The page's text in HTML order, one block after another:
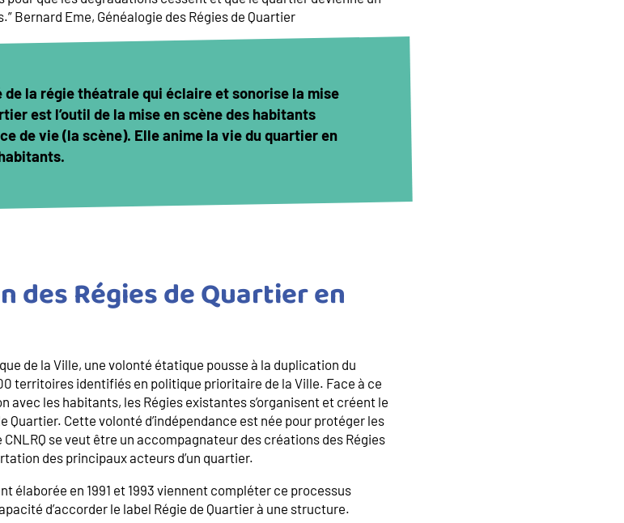
Bernard Eme, Généalogie des Régies de Quartier
de la régie théatrale qui éclaire et sonorise la mise
est l’outil de la mise en scène des habitants
de vie (la scène). Elle anime la vie du quartier en
des Régies de Quartier en
de la Ville, une volonté étatique pousse à la duplication du
territoires identifiés en politique prioritaire de la Ville. Face à ce
les habitants, les Régies existantes s’organisent et créent le
Quartier. Cette volonté d’indépendance est née pour protéger les
se veut être un accompagnateur des créations des Régies
des principaux acteurs d’un quartier.
élaborée en 1991 et 1993 viennent compléter ce processus
d’accorder le label Régie de Quartier à une structure.